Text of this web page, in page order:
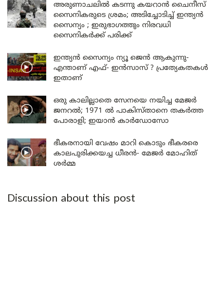
അരുണാചലിൽ കടന്നു കയറാൻ ചൈനീസ്
സൈനികരുടെ ശ്രമം; അടിച്ചോടിച്ച് ഇന്ത്യൻ
സൈന്യം ; ഇരുഭാഗത്തും നിരവധി
സൈനികർക്ക് പരിക്ക്
ഇന്ത്യൻ സൈന്യം ന്യൂ ജെൻ ആകുന്നു-
എന്താണ് എഫ്- ഇൻസാസ് ? പ്രത്യേകതകൾ
ഇതാണ്
ഒരു കാലില്ലാതെ സേനയെ നയിച്ച മേജർ
ജനറൽ; 1971 ൽ പാകിസ്താനെ തകർത്ത
പോരാളി; ഇയാൻ കാർഡോസോ
ഭീകരനായി വേഷം മാറി കൊടും ഭീകരരെ
കാലപുരിക്കയച്ച ധീരൻ- മേജർ മോഹിത്
ശർമ്മ
Discussion about this post